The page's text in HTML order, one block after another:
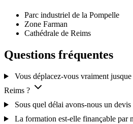
Parc industriel de la Pompelle
Zone Farman
Cathédrale de Reims
Questions fréquentes
Vous déplacez-vous vraiment
Reims ?
Sous quel délai avons-nous un devis
La formation est-elle finançable par